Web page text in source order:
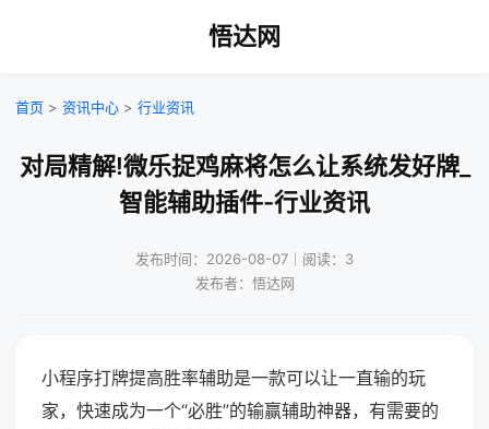
悟达网
首页 > 资讯中心 > 行业资讯
对局精解!微乐捉鸡麻将怎么让系统发好牌_
智能辅助插件-行业资讯
发布时间：2026-08-07｜阅读：3
发布者：悟达网
小程序打牌提高胜率辅助是一款可以让一直输的玩
家，快速成为一个“必胜”的输赢辅助神器，有需要的